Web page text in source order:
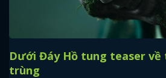
Dưới Đáy Hồ tung teaser về
trùng